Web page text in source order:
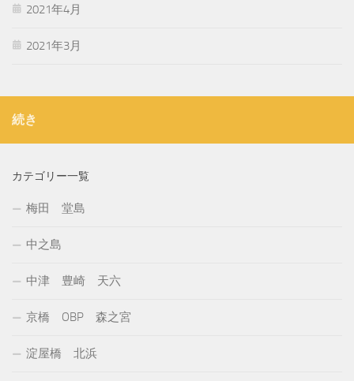
2021年4月
2021年3月
続き
カテゴリー一覧
梅田 堂島
中之島
中津 豊崎 天六
京橋 OBP 森之宮
淀屋橋 北浜